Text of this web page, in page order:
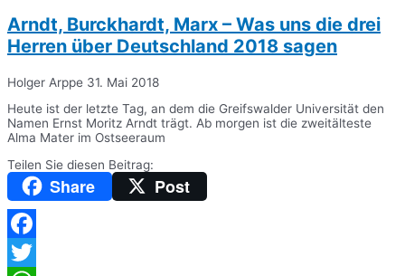
Arndt, Burckhardt, Marx – Was uns die drei
Herren über Deutschland 2018 sagen
Holger Arppe 31. Mai 2018
Heute ist der letzte Tag, an dem die Greifswalder Universität den
Namen Ernst Moritz Arndt trägt. Ab morgen ist die zweitälteste
Alma Mater im Ostseeraum
Teilen Sie diesen Beitrag:
Share Post
Facebook